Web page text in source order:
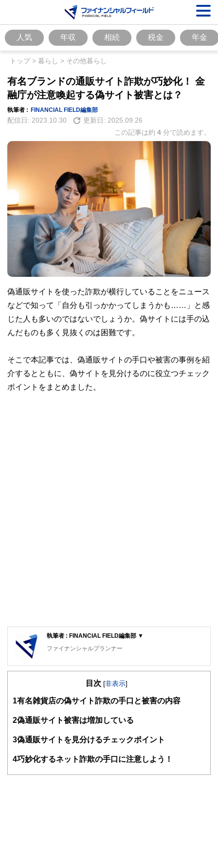
人気 年収 相続 税金 年金
トップ> 暮らし > その他暮らし
有名ブランドの通販サイト詐欺が巧妙化！ 金
融庁が注意喚起する偽サイト被害とは？
執筆者 : FINANCIAL FIELD編集部
配信日: 2023.10.30 更新日: 2025.09.26
この記事は約 4 分で読めます。
偽通販サイトを使った詐欺が横行していることをニュース
などで知って「自分も引っかかってしまうかも……」と感
じた人も多いのではないでしょうか。偽サイトには手の込
んだものも多く見抜くのは困難です。
そこで本記事では、偽通販サイトの手口や被害の事例を紹
介するとともに、偽サイトを見分けるのに役立つチェック
ポイントをまとめました。
執筆者 : FINANCIAL FIELD編集部 ▼
ファイナンシャルプランナー
FinancialField編集部は、金融、経済に関する記事を、日々
知識がない方でも理解できるようわかりやすく発信していま
得者を中心に「お金や暮らし」に関する書籍・雑誌の編集経
験者で構成され、企画立案から記事掲載まですべての工程に
護士、税理士、宅地建物取引士、相続診断士、住宅ローンア
目次 [非表示]
1 有名雑貨店の偽サイト詐欺の手口と被害の内容
2偽通販サイト被害は増加している
3偽通販サイトを見分けるチェックポイント
4巧妙化するネット詐欺の手口に注意しよう！